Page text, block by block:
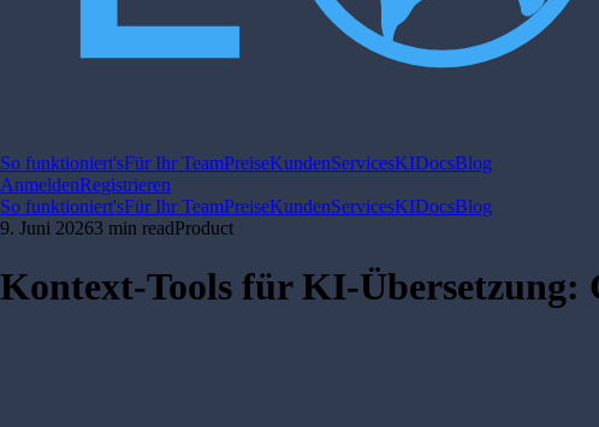
So funktioniert'sFür Ihr TeamPreiseKundenServicesKIDocsBlog
AnmeldenRegistrieren
So funktioniert'sFür Ihr TeamPreiseKundenServicesKIDocsBlog
9. Juni 20263 min readProduct
Kontext-Tools für KI-Übersetzung: